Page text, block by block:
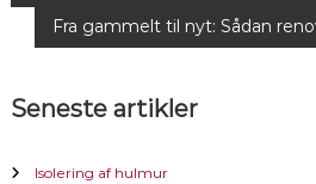
d
Fra gammelt til nyt: Sådan
Seneste artikler
Isolering af hulmur